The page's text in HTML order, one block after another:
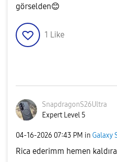
görselden😊
1 Like
SnapdragonS26Ultra
Expert Level 5
‎04-16-2026 07:43 PM in Galaxy
Rica ederimm hemen